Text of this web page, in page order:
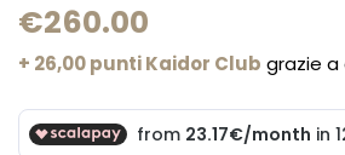
€260.00
+ 26,00 punti Kaidor Club grazie